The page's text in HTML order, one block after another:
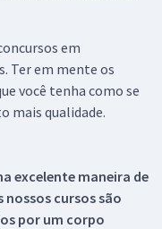
em
Ter em mente os
você tenha como se
mais qualidade.
excelente maneira de
cursos são
por um corpo